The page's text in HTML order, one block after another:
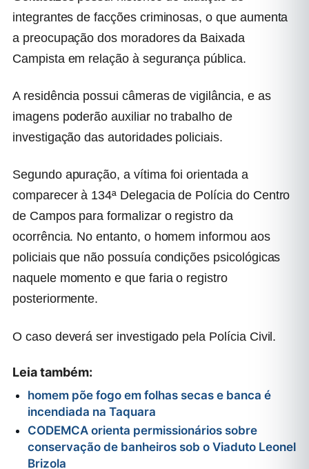
integrantes de facções criminosas, o que aumenta
a preocupação dos moradores da Baixada
Campista em relação à segurança pública.
A residência possui câmeras de vigilância, e as
imagens poderão auxiliar no trabalho de
investigação das autoridades policiais.
Segundo apuração, a vítima foi orientada a
comparecer à 134ª Delegacia de Polícia do Centro
de Campos para formalizar o registro da
ocorrência. No entanto, o homem informou aos
policiais que não possuía condições psicológicas
naquele momento e que faria o registro
posteriormente.
O caso deverá ser investigado pela Polícia Civil.
Leia também:
homem põe fogo em folhas secas e banca é
incendiada na Taquara
CODEMCA orienta permissionários sobre
conservação de banheiros sob o Viaduto Leonel
Brizola